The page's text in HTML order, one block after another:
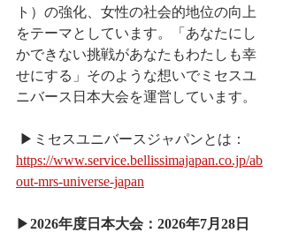
ト）の強化、女性の社会的地位の向上
をテーマとしています。「あなたにし
かできない挑戦があなたもわたしも幸
せにする」そのような想いでミセスユ
ニバース日本大会を運営しています。
▶︎ミセスユニバースジャパンとは：
https://www.service.bellissimajapan.co.jp/ab
out-mrs-universe-japan
▶︎2026年度日本大会：2026年7月28日